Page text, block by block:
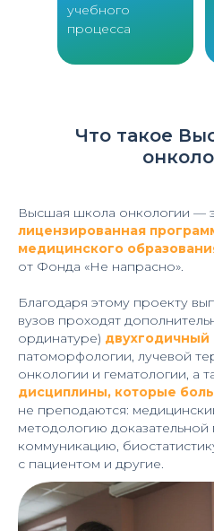
учебного
процесса
Что такое
Высшая школа онкологии —
лицензированная
медицинского
от Фонда «‎Не напрасно».
Благодаря этому проекту
вузов проходят
ординатуре) двухгодичный
патоморфологии, лучевой
онкологии и гематологии, а
дисциплины, которые
не преподаются:
методологию
коммуникацию,
с пациентом и другие.